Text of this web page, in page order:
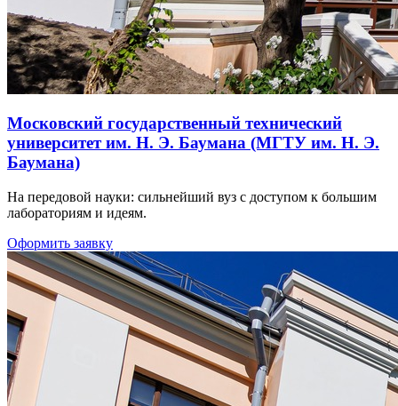
Московский государственный технический
университет им. Н. Э. Баумана (МГТУ им. Н. Э.
Баумана)
На передовой науки: сильнейший вуз с доступом к большим
лабораториям и идеям.
Оформить заявку